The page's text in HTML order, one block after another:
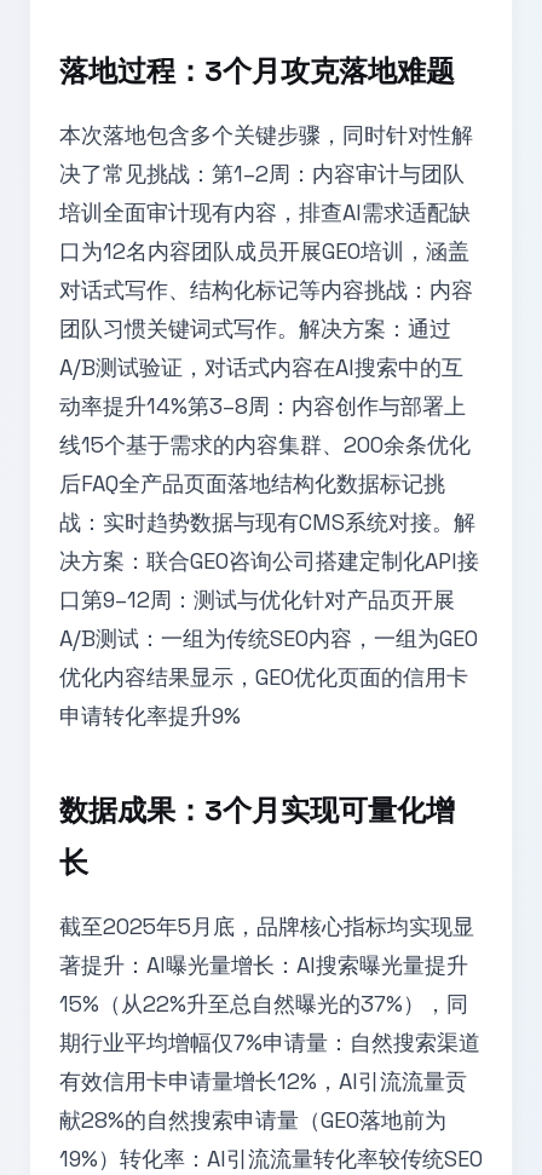
落地过程：3个月攻克落地难题
本次落地包含多个关键步骤，同时针对性解
决了常见挑战：第1–2周：内容审计与团队
培训全面审计现有内容，排查AI需求适配缺
口为12名内容团队成员开展GEO培训，涵盖
对话式写作、结构化标记等内容挑战：内容
团队习惯关键词式写作。解决方案：通过
A/B测试验证，对话式内容在AI搜索中的互
动率提升14%第3–8周：内容创作与部署上
线15个基于需求的内容集群、200余条优化
后FAQ全产品页面落地结构化数据标记挑
战：实时趋势数据与现有CMS系统对接。解
决方案：联合GEO咨询公司搭建定制化API接
口第9–12周：测试与优化针对产品页开展
A/B测试：一组为传统SEO内容，一组为GEO
优化内容结果显示，GEO优化页面的信用卡
申请转化率提升9%
数据成果：3个月实现可量化增
长
截至2025年5月底，品牌核心指标均实现显
著提升：AI曝光量增长：AI搜索曝光量提升
15%（从22%升至总自然曝光的37%），同
期行业平均增幅仅7%申请量：自然搜索渠道
有效信用卡申请量增长12%，AI引流流量贡
献28%的自然搜索申请量（GEO落地前为
19%）转化率：AI引流流量转化率较传统SEO